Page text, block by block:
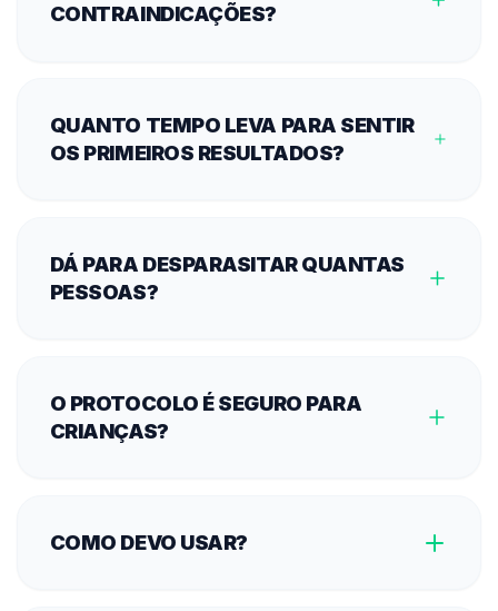
CONTRAINDICAÇÕES?
QUANTO TEMPO LEVA PARA SENTIR
OS PRIMEIROS RESULTADOS?
DÁ PARA DESPARASITAR QUANTAS
PESSOAS?
O PROTOCOLO É SEGURO PARA
CRIANÇAS?
COMO DEVO USAR?